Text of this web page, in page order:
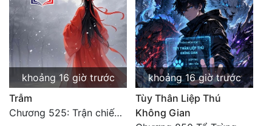
Xuyên Không
Xuyên Nhanh
Xuyên Sách
Xuyên Thư
Điền Văn
khoảng 16 giờ trước
Trẫm
Chương 525: Trận chiến tấn công phòng thủ Macao (2)
khoảng 16 giờ trước
Tùy Thân Liệp Thú
Không Gian